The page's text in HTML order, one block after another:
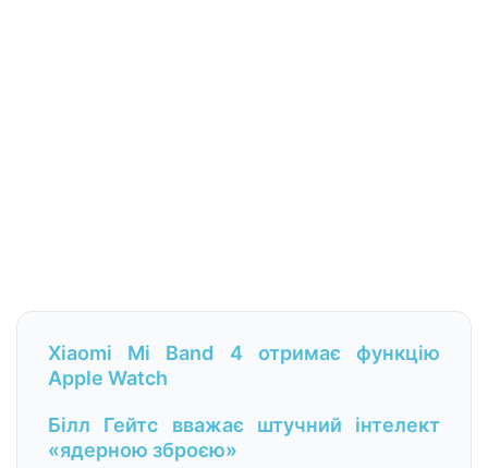
Xiaomi Mi Band 4 отримає функцію
Apple Watch
Білл Гейтс вважає штучний інтелект
«ядерною зброєю»